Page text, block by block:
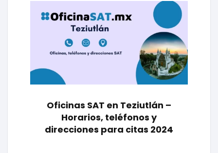
Oficinas SAT en Teziutlán –
Horarios, teléfonos y
direcciones para citas 2024